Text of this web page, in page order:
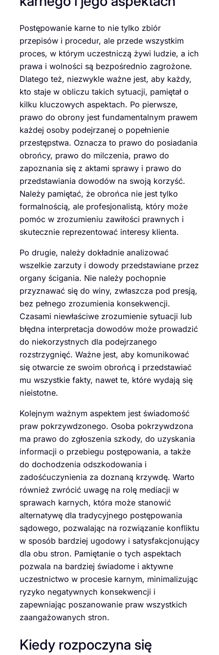
Postępowanie karne to nie tylko zbiór
przepisów i procedur, ale przede wszystkim
proces, w którym uczestniczą żywi ludzie, a ich
prawa i wolności są bezpośrednio zagrożone.
Dlatego też, niezwykle ważne jest, aby każdy,
kto staje w obliczu takich sytuacji, pamiętał o
kilku kluczowych aspektach. Po pierwsze,
prawo do obrony jest fundamentalnym prawem
każdej osoby podejrzanej o popełnienie
przestępstwa. Oznacza to prawo do posiadania
obrońcy, prawo do milczenia, prawo do
zapoznania się z aktami sprawy i prawo do
przedstawiania dowodów na swoją korzyść.
Należy pamiętać, że obrońca nie jest tylko
formalnością, ale profesjonalistą, który może
pomóc w zrozumieniu zawiłości prawnych i
skutecznie reprezentować interesy klienta.
Po drugie, należy dokładnie analizować
wszelkie zarzuty i dowody przedstawiane przez
organy ścigania. Nie należy pochopnie
przyznawać się do winy, zwłaszcza pod presją,
bez pełnego zrozumienia konsekwencji.
Czasami niewłaściwe zrozumienie sytuacji lub
błędna interpretacja dowodów może prowadzić
do niekorzystnych dla podejrzanego
rozstrzygnięć. Ważne jest, aby komunikować
się otwarcie ze swoim obrońcą i przedstawiać
mu wszystkie fakty, nawet te, które wydają się
nieistotne.
Kolejnym ważnym aspektem jest świadomość
praw pokrzywdzonego. Osoba pokrzywdzona
ma prawo do zgłoszenia szkody, do uzyskania
informacji o przebiegu postępowania, a także
do dochodzenia odszkodowania i
zadośćuczynienia za doznaną krzywdę. Warto
również zwrócić uwagę na rolę mediacji w
sprawach karnych, która może stanowić
alternatywę dla tradycyjnego postępowania
sądowego, pozwalając na rozwiązanie konfliktu
w sposób bardziej ugodowy i satysfakcjonujący
dla obu stron. Pamiętanie o tych aspektach
pozwala na bardziej świadome i aktywne
uczestnictwo w procesie karnym, minimalizując
ryzyko negatywnych konsekwencji i
zapewniając poszanowanie praw wszystkich
zaangażowanych stron.
Kiedy rozpoczyna się